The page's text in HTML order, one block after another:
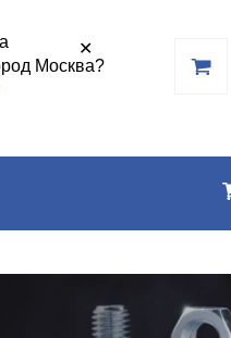
✕
Москва?